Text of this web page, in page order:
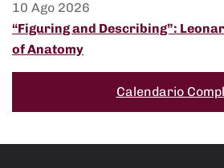
10 Ago 2026
“Figuring and Describing”:
of Anatomy
Calendario